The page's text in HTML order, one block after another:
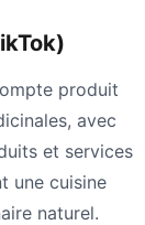
produit
avec
et services
une cuisine
naturel.